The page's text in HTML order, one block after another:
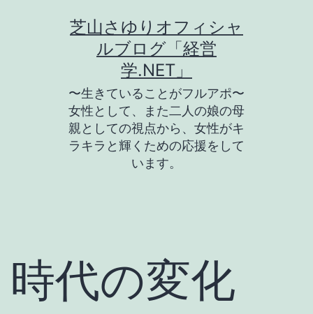
芝山さゆりオフィシャ
ルブログ「経営
学.NET」
〜生きていることがフルアポ〜
女性として、また二人の娘の母
親としての視点から、女性がキ
ラキラと輝くための応援をして
います。
時代の変化